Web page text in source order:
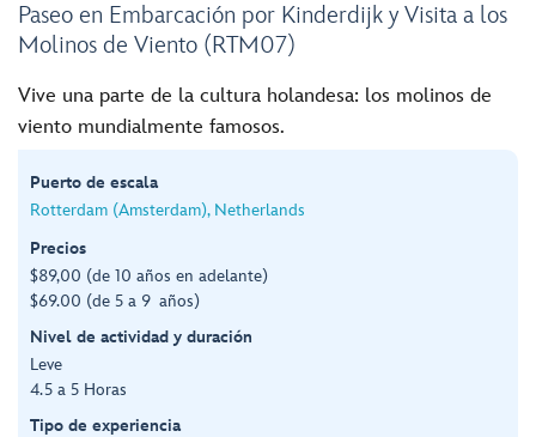
Paseo en Embarcación por Kinderdijk y Visita a los
Molinos de Viento (RTM07)
Vive una parte de la cultura holandesa: los molinos de
viento mundialmente famosos.
Puerto de escala
Rotterdam (Amsterdam), Netherlands
Precios
$89,00 (de 10 años en adelante)
$69.00 (de 5 a 9 años)
Nivel de actividad y duración
Leve
4.5 a 5 Horas
Tipo de experiencia